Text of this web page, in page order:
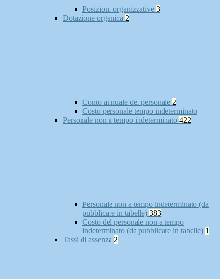
Posizioni organizzative 3
Dotazione organica 2
Conto annuale del personale 2
Costo personale tempo indeterminato
Personale non a tempo indeterminato 422
Personale non a tempo indeterminato (da
pubblicare in tabelle) 383
Costo del personale non a tempo
indeterminato (da pubblicare in tabelle) 1
Tassi di assenza 2